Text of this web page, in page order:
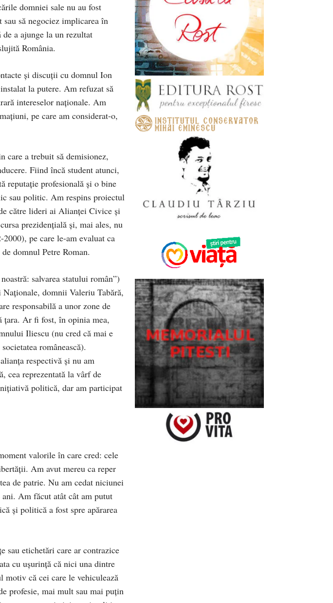
domniei sale nu au fost
să negociez implicarea în
a ajunge la un rezultat
România.
și discuții cu domnul Ion
la putere. Am refuzat să
intereselor naționale. Am
pe care am considerat-o,
a trebuit să demisionez,
Fiind încă student atunci,
reputație profesională și o bine
sau politic. Am respins proiectul
către lideri ai Alianței Civice și
prezidențială și, mai ales, nu
pe care le-am evaluat ca
domnul Petre Roman.
salvarea statului român”)
domnii Valeriu Tabără,
responsabilă a unor zone de
țara. Ar fi fost, în opinia mea,
Iliescu (nu cred că mai e
românească).
respectivă și nu am
cea reprezentată la vârf de
politică, dar am participat
valorile în care cred: cele
Am avut mereu ca reper
de patrie. Nu am cedat niciunei
Am făcut atât cât am putut
și politică a fost spre apărarea
sau etichetări care ar contrazice
cu ușurință că nici una dintre
motiv că cei care le vehiculează
profesie, mai mult sau mai puțin